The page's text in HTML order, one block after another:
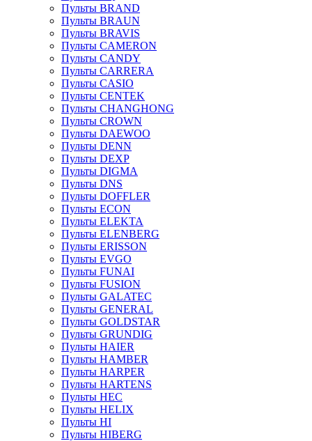
Пульты BRAND
Пульты BRAUN
Пульты BRAVIS
Пульты CAMERON
Пульты CANDY
Пульты CARRERA
Пульты CASIO
Пульты CENTEK
Пульты CHANGHONG
Пульты CROWN
Пульты DAEWOO
Пульты DENN
Пульты DEXP
Пульты DIGMA
Пульты DNS
Пульты DOFFLER
Пульты ECON
Пульты ELEKTA
Пульты ELENBERG
Пульты ERISSON
Пульты EVGO
Пульты FUNAI
Пульты FUSION
Пульты GALATEC
Пульты GENERAL
Пульты GOLDSTAR
Пульты GRUNDIG
Пульты HAIER
Пульты HAMBER
Пульты HARPER
Пульты HARTENS
Пульты HEC
Пульты HELIX
Пульты HI
Пульты HIBERG